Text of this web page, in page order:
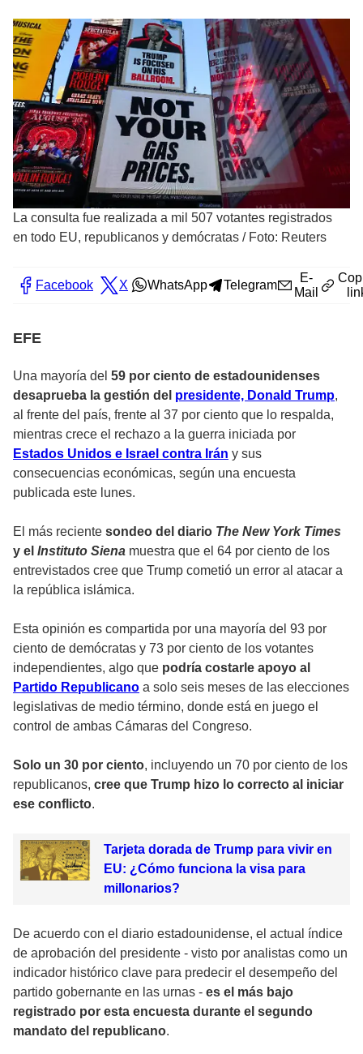
La consulta fue realizada a mil 507 votantes registrados
en todo EU, republicanos y demócratas / Foto: Reuters
Facebook X WhatsApp Telegram
E-
Mail
EFE
Una mayoría del 59 por ciento de estadounidenses
desaprueba la gestión del presidente, Donald Trump,
al frente del país, frente al 37 por ciento que lo respalda,
mientras crece el rechazo a la guerra iniciada por
Estados Unidos e Israel contra Irán y sus
consecuencias económicas, según una encuesta
publicada este lunes.
El más reciente sondeo del diario The New York Times
y el Instituto Siena muestra que el 64 por ciento de los
entrevistados cree que Trump cometió un error al atacar a
la república islámica.
Esta opinión es compartida por una mayoría del 93 por
ciento de demócratas y 73 por ciento de los votantes
independientes, algo que podría costarle apoyo al
Partido Republicano a solo seis meses de las elecciones
legislativas de medio término, donde está en juego el
control de ambas Cámaras del Congreso.
Solo un 30 por ciento, incluyendo un 70 por ciento de los
republicanos, cree que Trump hizo lo correcto al iniciar
ese conflicto.
Tarjeta dorada de Trump para vivir en
EU: ¿Cómo funciona la visa para
millonarios?
De acuerdo con el diario estadounidense, el actual índice
de aprobación del presidente - visto por analistas como un
indicador histórico clave para predecir el desempeño del
partido gobernante en las urnas - es el más bajo
registrado por esta encuesta durante el segundo
mandato del republicano.